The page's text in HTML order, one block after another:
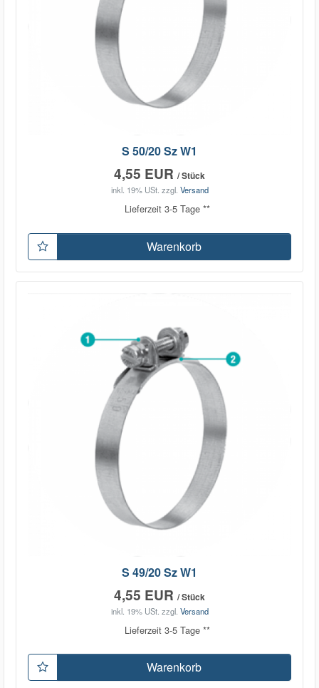
S 50/20 Sz W1
4,55 EUR / Stück
inkl. 19% USt. zzgl. Versand
Lieferzeit 3-5 Tage **
Warenkorb
S 49/20 Sz W1
4,55 EUR / Stück
inkl. 19% USt. zzgl. Versand
Lieferzeit 3-5 Tage **
Warenkorb